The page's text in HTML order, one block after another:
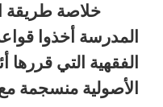
خلاصة طريقة
المدرسة أخذوا
الفقهية التي قررها
الأصولية منسجمة